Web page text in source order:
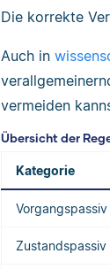
Die korrekte
Auch in
vermeiden
Übersicht der
Kategorie
Vorgangspassiv
Zustandspassiv